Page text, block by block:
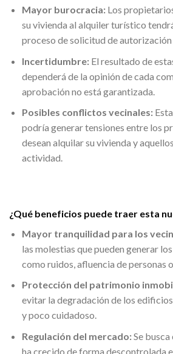
Mayor burocracia:Los
su vivienda al alquiler turístico
proceso de solicitud de
Incertidumbre:El resultado de
dependerá de la opinión de cada
aprobación no está garantizada.
Posibles conflictos vecinales:
podría generar tensiones entre los
desean alquilar su vivienda y
actividad.
¿Qué beneficios puede traer esta
Mayor tranquilidad para los
las molestias que pueden generar
como ruidos, afluencia de personas
Protección del patrimonio
evitar la degradación de los
y poco cuidadoso.
Regulación del mercado:Se busca
ha crecido de forma descontrolada